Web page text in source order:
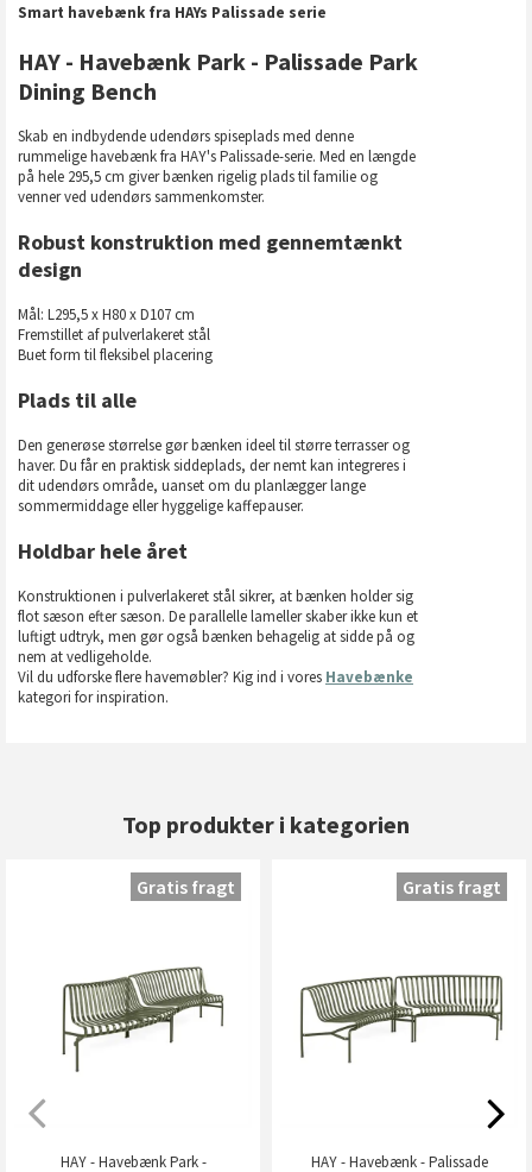
Smart havebænk fra HAYs Palissade serie
HAY - Havebænk Park - Palissade Park
Dining Bench
Skab en indbydende udendørs spiseplads med denne
rummelige havebænk fra HAY's Palissade-serie. Med en længde
på hele 295,5 cm giver bænken rigelig plads til familie og
venner ved udendørs sammenkomster.
Robust konstruktion med gennemtænkt
design
Mål: L295,5 x H80 x D107 cm
Fremstillet af pulverlakeret stål
Buet form til fleksibel placering
Plads til alle
Den generøse størrelse gør bænken ideel til større terrasser og
haver. Du får en praktisk siddeplads, der nemt kan integreres i
dit udendørs område, uanset om du planlægger lange
sommermiddage eller hyggelige kaffepauser.
Holdbar hele året
Konstruktionen i pulverlakeret stål sikrer, at bænken holder sig
flot sæson efter sæson. De parallelle lameller skaber ikke kun et
luftigt udtryk, men gør også bænken behagelig at sidde på og
nem at vedligeholde.
Vil du udforske flere havemøbler? Kig ind i vores Havebænke
kategori for inspiration.
Top produkter i kategorien
HAY - Havebænk Park -
Gratis fragt
HAY - Havebænk - Palissade
Gratis fragt